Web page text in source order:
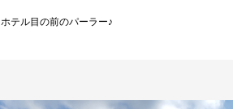
ホテル目の前のパーラー♪